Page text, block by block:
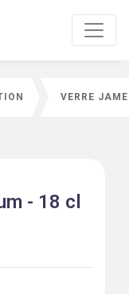
VERRE
- 18 cl